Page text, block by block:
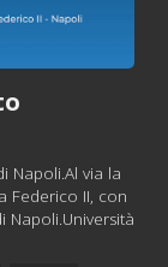
Napoli.Al via la
Federico II, con
Napoli.Università